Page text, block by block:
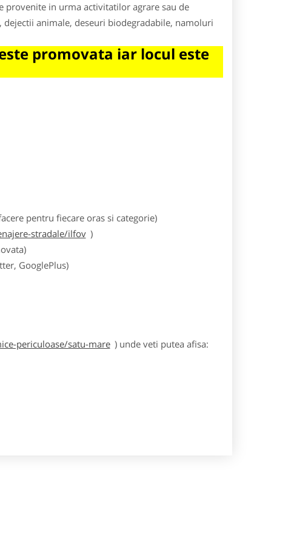
provenite in urma activitatilor agrare sau de
animale, deseuri biodegradabile, namoluri
promovata iar locul este
pentru fiecare oras si categorie)
stradale/ilfov )
GooglePlus)
periculoase/satu-mare ) unde veti putea afisa: